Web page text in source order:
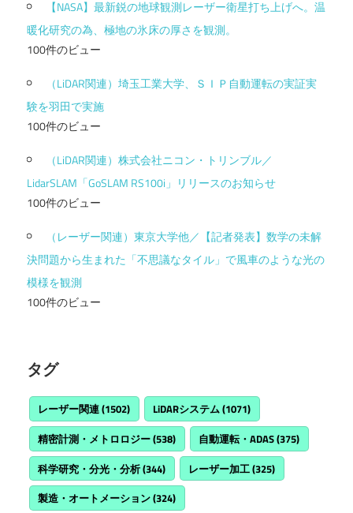
【NASA】最新鋭の地球観測レーザー衛星打ち上げへ。温
暖化研究の為、極地の氷床の厚さを観測。
100件のビュー
（LiDAR関連）埼玉工業大学、ＳＩＰ自動運転の実証実
験を羽田で実施
100件のビュー
（LiDAR関連）株式会社ニコン・トリンブル／
LidarSLAM「GoSLAM RS100i」リリースのお知らせ
100件のビュー
（レーザー関連）東京大学他／【記者発表】数学の未解
決問題から生まれた「不思議なタイル」で風車のような光の
模様を観測
100件のビュー
タグ
レーザー関連(1502) LiDARシステム(1071)
精密計測・メトロロジー(538) 自動運転・ADAS(375)
科学研究・分光・分析(344) レーザー加工(325)
製造・オートメーション(324)